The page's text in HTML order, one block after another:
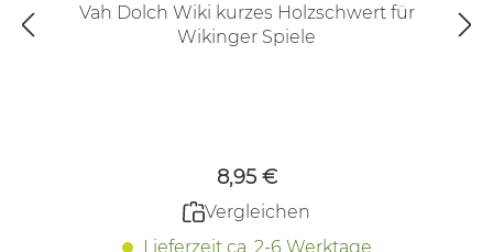
Vah Dolch Wiki kurzes Holzschwert für
Wikinger Spiele
8,95 €
Vergleichen
Lieferzeit ca. 2-6 Werktage